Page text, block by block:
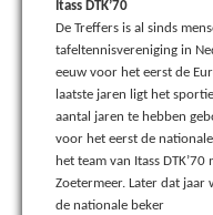
Itass DTK’70
De Treffers is al sinds
tafeltennisvereniging in
eeuw voor het eerst de
laatste jaren ligt het
aantal jaren te hebben
voor het eerst de
het team van Itass
Zoetermeer. Later dat
de nationale beker